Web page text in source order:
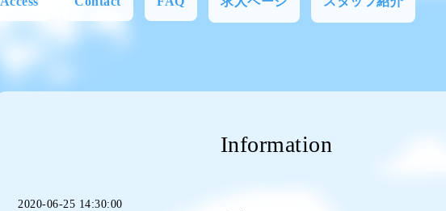
Information
2020-06-25 14:30:00